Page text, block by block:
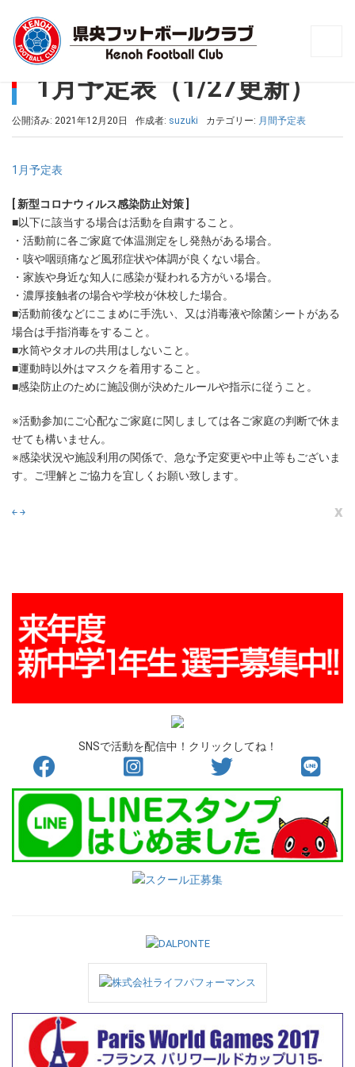
トップ>月間予定表>1月予定表（1/27更新）
1月予定表（1/27更新）
公開済み: 2021年12月20日 作成者: suzuki カテゴリー: 月間予定表
1月予定表
[ 新型コロナウィルス感染防止対策 ]
■以下に該当する場合は活動を自粛すること。
・活動前に各ご家庭で体温測定をし発熱がある場合。
・咳や咽頭痛など風邪症状や体調が良くない場合。
・家族や身近な知人に感染が疑われる方がいる場合。
・濃厚接触者の場合や学校が休校した場合。
■活動前後などにこまめに手洗い、又は消毒液や除菌シートがある
場合は手指消毒をすること。
■水筒やタオルの共用はしないこと。
■運動時以外はマスクを着用すること。
■感染防止のために施設側が決めたルールや指示に従うこと。
※活動参加にご心配なご家庭に関しましては各ご家庭の判断で休ま
せても構いません。
※感染状況や施設利用の関係で、急な予定変更や中止等もございま
す。ご理解とご協力を宜しくお願い致します。
￩￫ x
SNSで活動を配信中！クリックしてね！